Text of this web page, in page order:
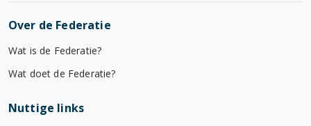
Over de Federatie
Wat is de Federatie?
Wat doet de Federatie?
Nuttige links